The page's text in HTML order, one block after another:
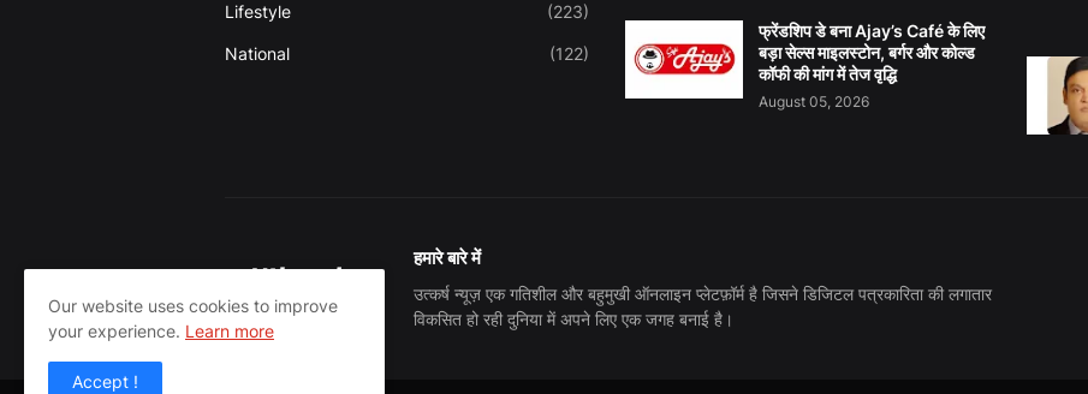
Lifestyle (223)
National (122)
फ्रेंडशिप डे बना Ajay’s Café के लिए
बड़ा सेल्स माइलस्टोन, बर्गर और कोल्ड
कॉफी की मांग में तेज वृद्धि
August 05, 2026
हमारे बारे में
उत्कर्ष न्यूज़ एक गतिशील और बहुमुखी ऑनलाइन प्लेटफ़ॉर्म है जिसने डिजिटल पत्रकारिता की लगातार
विकसित हो रही दुनिया में अपने लिए एक जगह बनाई है।
Our website uses cookies to improve
your experience. Learn more
Accept !